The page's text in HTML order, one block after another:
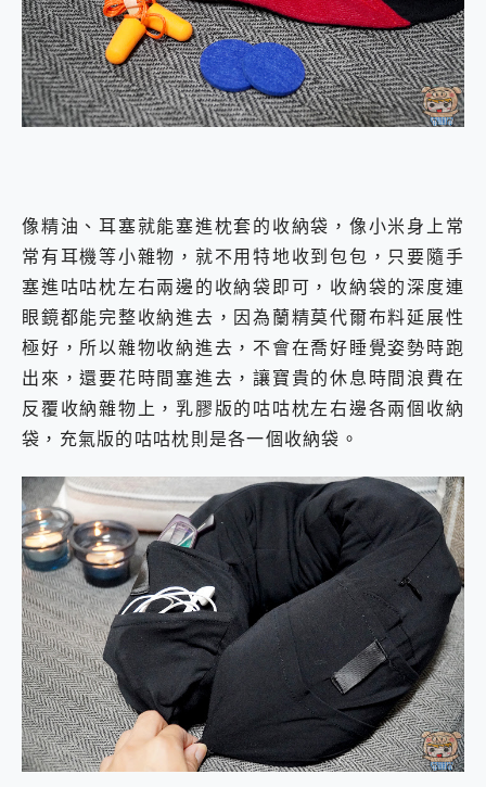
像精油、耳塞就能塞進枕套的收納袋，像小米身上常
常有耳機等小雜物，就不用特地收到包包，只要隨手
塞進咕咕枕左右兩邊的收納袋即可，收納袋的深度連
眼鏡都能完整收納進去，因為蘭精莫代爾布料延展性
極好，所以雜物收納進去，不會在喬好睡覺姿勢時跑
出來，還要花時間塞進去，讓寶貴的休息時間浪費在
反覆收納雜物上，乳膠版的咕咕枕左右邊各兩個收納
袋，充氣版的咕咕枕則是各一個收納袋。